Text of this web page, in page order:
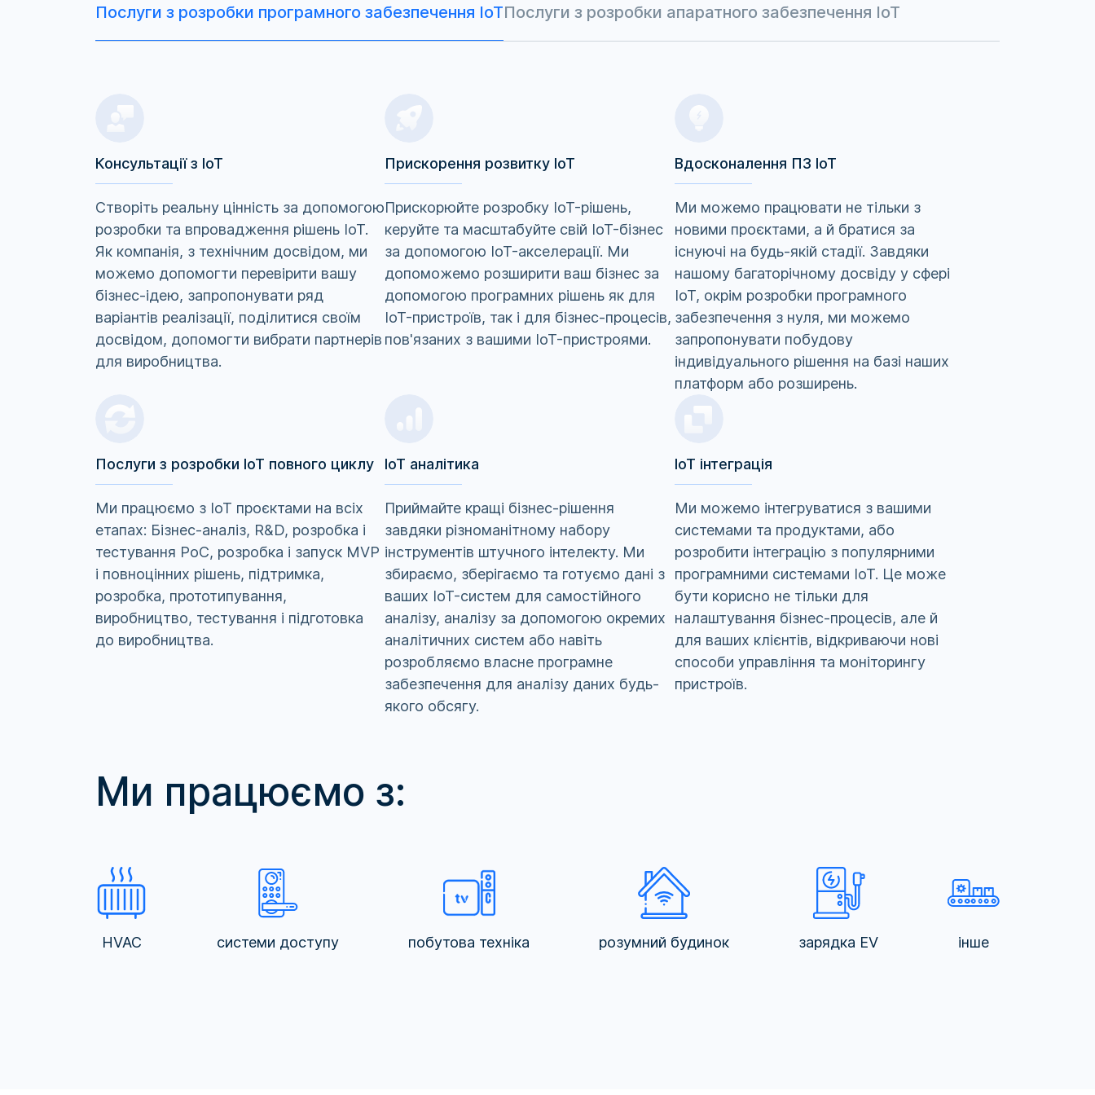
Послуги з розробки програмного забезпечення IoTПослуги з розробки апаратного забезпечення IoT
Консультації з IoT
Створіть реальну цінність за допомогою
розробки та впровадження рішень IoT.
Як компанія, з технічним досвідом, ми
можемо допомогти перевірити вашу
бізнес-ідею, запропонувати ряд
варіантів реалізації, поділитися своїм
досвідом, допомогти вибрати партнерів
для виробництва.
Прискорення розвитку IoT
Прискорюйте розробку IoT-рішень,
керуйте та масштабуйте свій IoT-бізнес
за допомогою IoT-акселерації. Ми
допоможемо розширити ваш бізнес за
допомогою програмних рішень як для
IoT-пристроїв, так і для бізнес-процесів,
пов'язаних з вашими IoT-пристроями.
Вдосконалення ПЗ IoT
Ми можемо працювати не тільки з
новими проєктами, а й братися за
існуючі на будь-якій стадії. Завдяки
нашому багаторічному досвіду у сфері
IoT, окрім розробки програмного
забезпечення з нуля, ми можемо
запропонувати побудову
індивідуального рішення на базі наших
платформ або розширень.
Послуги з розробки IoT повного циклу
Ми працюємо з IoT проєктами на всіх
етапах: Бізнес-аналіз, R&D, розробка і
тестування PoC, розробка і запуск MVP
і повноцінних рішень, підтримка,
розробка, прототипування,
виробництво, тестування і підготовка
до виробництва.
IoT аналітика
Приймайте кращі бізнес-рішення
завдяки різноманітному набору
інструментів штучного інтелекту. Ми
збираємо, зберігаємо та готуємо дані з
ваших IoT-систем для самостійного
аналізу, аналізу за допомогою окремих
аналітичних систем або навіть
розробляємо власне програмне
забезпечення для аналізу даних будь-
якого обсягу.
IoT інтеграція
Ми можемо інтегруватися з вашими
системами та продуктами, або
розробити інтеграцію з популярними
програмними системами IoT. Це може
бути корисно не тільки для
налаштування бізнес-процесів, але й
для ваших клієнтів, відкриваючи нові
способи управління та моніторингу
пристроїв.
Ми працюємо з:
HVAC системи доступу побутова техніка розумний будинок зарядка EV інше